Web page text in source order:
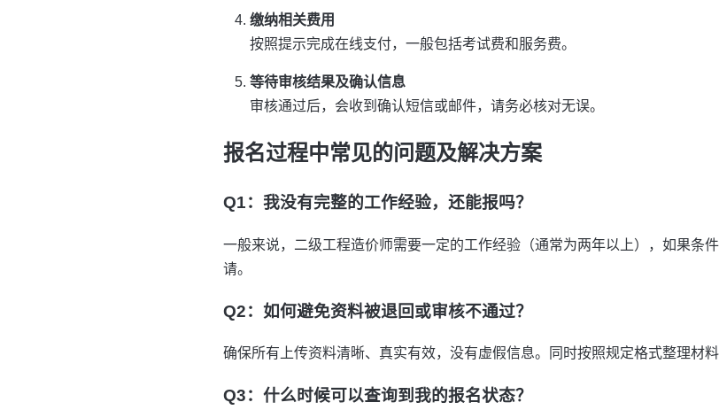
缴纳相关费用
按照提示完成在线支付，一般包括考试费和服务费。
等待审核结果及确认信息
审核通过后，会收到确认短信或邮件，请务必核对无误。
报名过程中常见的问题及解决方案
Q1：我没有完整的工作经验，还能报吗？
一般来说，二级工程造价师需要一定的工作经验（通常为两年以上），如果条
请。
Q2：如何避免资料被退回或审核不通过？
确保所有上传资料清晰、真实有效，没有虚假信息。同时按照规定格式整理材料
Q3：什么时候可以查询到我的报名状态？